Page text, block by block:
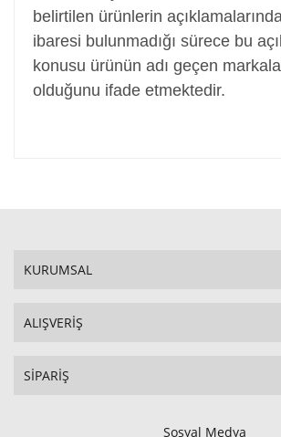
belirtilen ürünlerin
ibaresi bulunmadığı sürece bu
konusu ürünün adı geçen
olduğunu ifade etmektedir.
KURUMSAL
ALIŞVERİŞ
SİPARİŞ
Sosyal Medya